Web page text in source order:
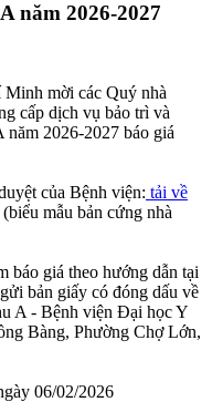
năm 2026-2027
mời các Quý nhà
cấp dịch vụ bảo trì và
năm 2026-2027 báo giá
của Bệnh viện: tải về
mẫu bản cứng nhà
báo giá theo hướng dẫn tại
bản giấy có đóng dấu về
A - Bệnh viện Đại học Y
Bàng, Phường Chợ Lớn,
06/02/2026